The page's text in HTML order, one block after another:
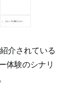
介されている
体験のシナリ